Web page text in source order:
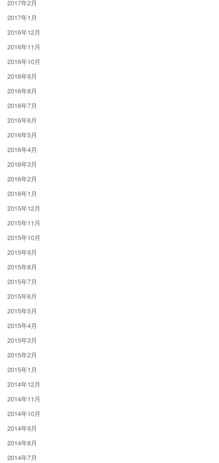
2017年2月
2017年1月
2016年12月
2016年11月
2016年10月
2016年9月
2016年8月
2016年7月
2016年6月
2016年5月
2016年4月
2016年3月
2016年2月
2016年1月
2015年12月
2015年11月
2015年10月
2015年9月
2015年8月
2015年7月
2015年6月
2015年5月
2015年4月
2015年3月
2015年2月
2015年1月
2014年12月
2014年11月
2014年10月
2014年9月
2014年8月
2014年7月